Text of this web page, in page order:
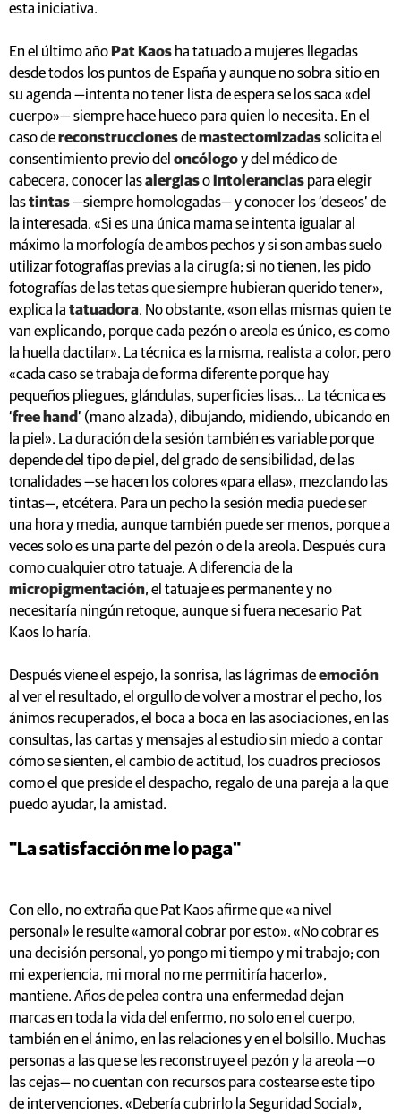
esta iniciativa.
En el último año Pat Kaos ha tatuado a mujeres llegadas
desde todos los puntos de España y aunque no sobra sitio en
su agenda —intenta no tener lista de espera se los saca «del
cuerpo»— siempre hace hueco para quien lo necesita. En el
caso dereconstruccionesdemastectomizadassolicita el
consentimiento previo del oncólogoy del médico de
cabecera, conocer lasalergiasointolerancias para elegir
lastintas—siempre homologadas— y conocer los ‘deseos’ de
la interesada. «Si es una única mama se intenta igualar al
máximo la morfología de ambos pechos y si son ambas suelo
utilizar fotografías previas a la cirugía; si no tienen, les pido
fotografías de las tetas que siempre hubieran querido tener»,
explica la tatuadora. No obstante, «son ellas mismas quien te
van explicando, porque cada pezón o areola es único, es como
la huella dactilar». La técnica es la misma, realista a color, pero
«cada caso se trabaja de forma diferente porque hay
pequeños pliegues, glándulas, superficies lisas… La técnica es
‘free hand ’ (mano alzada), dibujando, midiendo, ubicando en
la piel». La duración de la sesión también es variable porque
depende del tipo de piel, del grado de sensibilidad, de las
tonalidades —se hacen los colores «para ellas», mezclando las
tintas—, etcétera. Para un pecho la sesión media puede ser
una hora y media, aunque también puede ser menos, porque a
veces solo es una parte del pezón o de la areola. Después cura
como cualquier otro tatuaje. A diferencia de la
micropigmentación, el tatuaje es permanente y no
necesitaría ningún retoque, aunque si fuera necesario Pat
Kaos lo haría.
Después viene el espejo, la sonrisa, las lágrimas deemoción
al ver el resultado, el orgullo de volver a mostrar el pecho, los
ánimos recuperados, el boca a boca en las asociaciones, en las
consultas, las cartas y mensajes al estudio sin miedo a contar
cómo se sienten, el cambio de actitud, los cuadros preciosos
como el que preside el despacho, regalo de una pareja a la que
puedo ayudar, la amistad.
"La satisfacción me lo paga"
Con ello, no extraña que Pat Kaos afirme que «a nivel
personal» le resulte «amoral cobrar por esto». «No cobrar es
una decisión personal, yo pongo mi tiempo y mi trabajo; con
mi experiencia, mi moral no me permitiría hacerlo»,
mantiene. Años de pelea contra una enfermedad dejan
marcas en toda la vida del enfermo, no solo en el cuerpo,
también en el ánimo, en las relaciones y en el bolsillo. Muchas
personas a las que se les reconstruye el pezón y la areola —o
las cejas— no cuentan con recursos para costearse este tipo
de intervenciones. «Debería cubrirlo la Seguridad Social»,